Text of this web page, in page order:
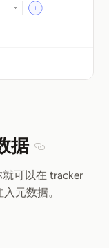
据
就可以在 tracker
元数据。